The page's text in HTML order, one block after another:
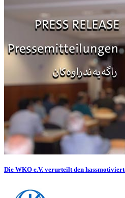
Die WKO e.V. verurteilt den